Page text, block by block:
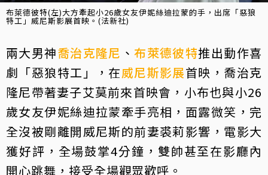
布萊德彼特(左)大方牽起小26歲女友伊妮絲迪拉蒙的手，出席「惡狼
特工」威尼斯影展首映。(法新社)
兩大男神喬治克隆尼 、布萊德彼特推出動作喜
劇「惡狼特工」，在威尼斯影展首映，喬治克
隆尼帶著妻子艾莫前來首映會，小布也與小26
歲女友伊妮絲迪拉蒙牽手亮相，面露微笑，完
全沒被剛離開威尼斯的前妻裘莉影響，電影大
獲好評，全場鼓掌4分鐘，雙帥甚至在影廳內
開心跳舞，接受全場觀眾歡呼。